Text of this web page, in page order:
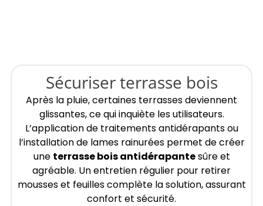
Sécuriser terrasse bois
Après la pluie, certaines terrasses deviennent
glissantes, ce qui inquiète les utilisateurs.
L’application de traitements antidérapants ou
l’installation de lames rainurées permet de créer
une terrasse bois antidérapantesûre et
agréable. Un entretien régulier pour retirer
mousses et feuilles complète la solution, assurant
confort et sécurité.